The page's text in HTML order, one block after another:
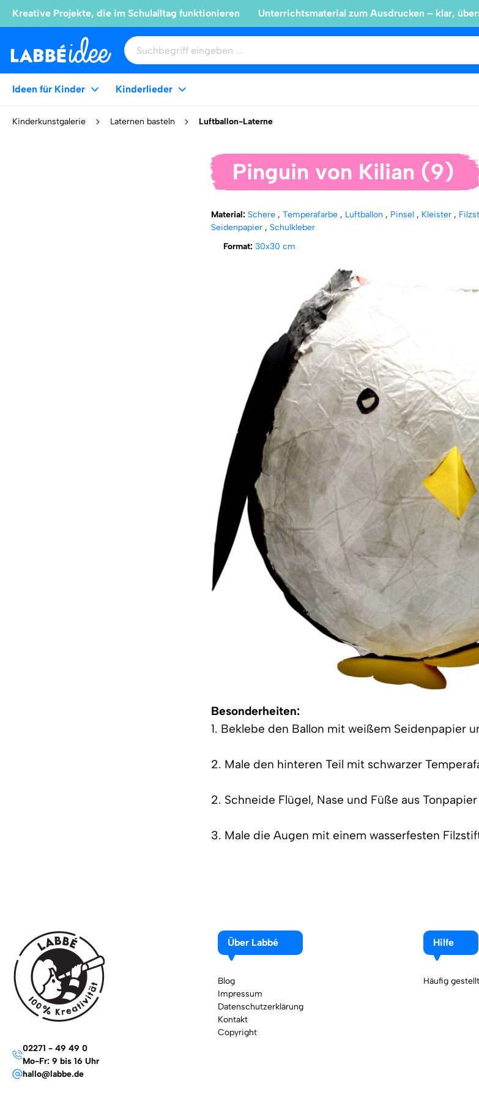
Kreative Projekte, die im Schulalltag funktionieren Unterrichtsmaterial zum Ausdrucken – klar,
Ideen für Kinder Kinderlieder
Kinderkunstgalerie Laternen basteln Luftballon-Laterne
Pinguin von Kilian (9)
Material: Schere ,Temperafarbe , Luftballon , Pinsel , Kleister ,
Seidenpapier , Schulkleber
Format:30x30 cm
Besonderheiten:
1. Beklebe den Ballon mit weißem Seidenpapier
2. Male den hinteren Teil mit schwarzer
2. Schneide Flügel, Nase und Füße aus
3. Male die Augen mit einem wasserfesten
02271 - 49 49 0
Mo-Fr: 9 bis 16 Uhr
hallo@labbe.de
Über Labbé
Blog
Impressum
Datenschutzerklärung
Kontakt
Copyright
Hilfe
Häufig